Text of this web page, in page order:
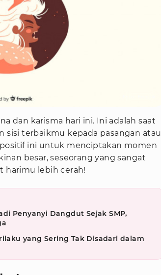
dan karisma hari ini. Ini adalah saat
terbaikmu kepada pasangan atau
ini untuk menciptakan momen
besar, seseorang yang sangat
harimu lebih cerah!
Penyanyi Dangdut Sejak SMP,
yang Sering Tak Disadari dalam